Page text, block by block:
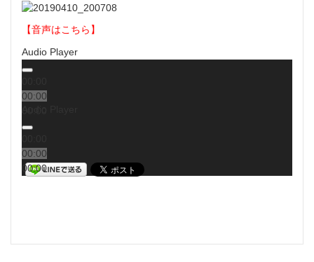
【音声はこちら】
Audio Player
00:00
00:00
00:00